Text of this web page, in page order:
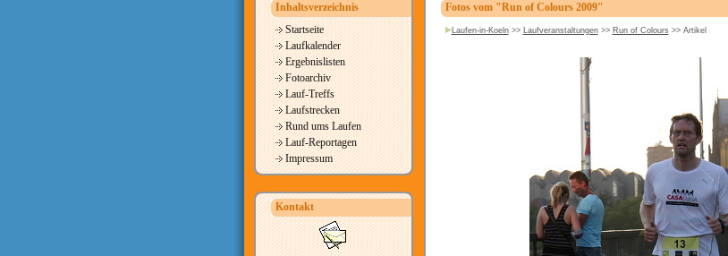
Inhaltsverzeichnis
Startseite
Laufkalender
Ergebnislisten
Fotoarchiv
Lauf-Treffs
Laufstrecken
Rund ums Laufen
Lauf-Reportagen
Impressum
Kontakt
Fotos vom "Run of Colours 2009"
Laufen-in-Koeln>> Laufveranstaltungen>> Run of Colours >> Artikel